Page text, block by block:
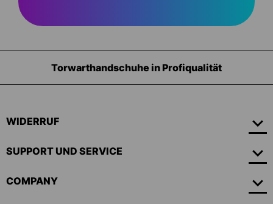
Torwarthandschuhe in Profiqualität
WIDERRUF
SUPPORT UND SERVICE
COMPANY